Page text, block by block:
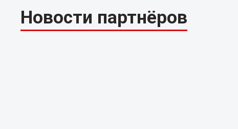
Новости партнёров